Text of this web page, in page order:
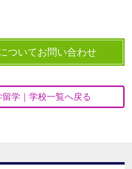
ついてお問い合わせ
留学｜学校一覧へ戻る